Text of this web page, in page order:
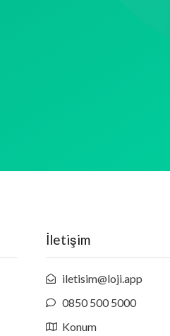
İletişim
iletisim@loji.app
0850 500 5000
Konum